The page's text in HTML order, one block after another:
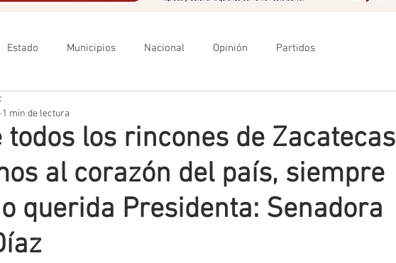
Estado Municipios Nacional Opinión Partidos
todos los rincones de Zacatecas
al corazón del país, siempre
querida Presidenta: Senadora
1 min de lectura